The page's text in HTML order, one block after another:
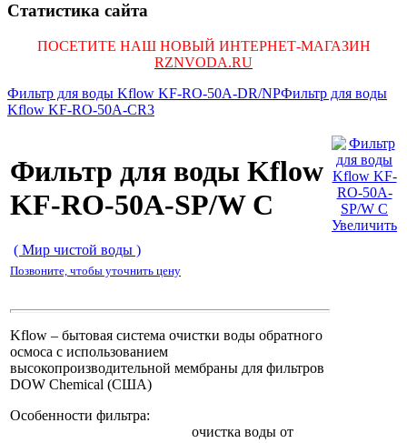
Статистика сайта
ПОСЕТИТЕ НАШ НОВЫЙ ИНТЕРНЕТ-МАГАЗИН
RZNVODA.RU
Фильтр для воды Kflow KF-RO-50A-DR/NPФильтр для воды
Kflow KF-RO-50A-СR3
Фильтр для воды Kflow
KF-RO-50A-SP/W С
( Мир чистой воды )
Увеличить
Позвоните, чтобы уточнить цену
Kflow – бытовая система очистки воды обратного
осмоса с использованием
высокопроизводительной мембраны для фильтров
DOW Chemical (США)
Особенности фильтра:
очистка воды от